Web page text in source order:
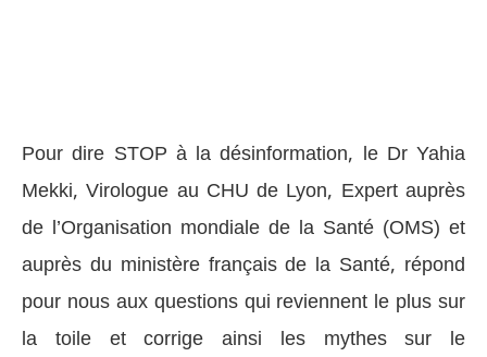
Pour dire STOP à la désinformation, le Dr Yahia
Mekki, Virologue au CHU de Lyon, Expert auprès
de l’Organisation mondiale de la Santé (OMS) et
auprès du ministère français de la Santé, répond
pour nous aux questions qui reviennent le plus sur
la toile et corrige ainsi les mythes sur le